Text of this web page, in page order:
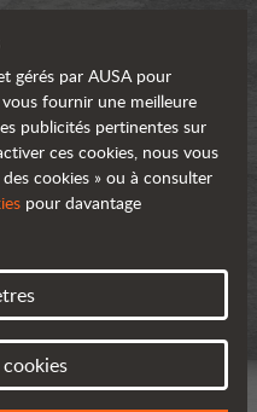
gérés par AUSA pour
fournir une meilleure
publicités pertinentes sur
ces cookies, nous vous
cookies » ou à consulter
pour davantage